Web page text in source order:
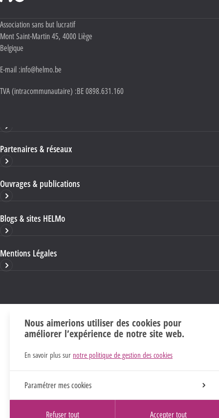
Adresse :
Association sans but lucratif
Mont Saint-Martin 45, 4000 Liège
Belgique
E-mail :info@helmo.be
TVA (intracommunautaire) :BE 0898.631.160
Partenaires & réseaux
Ouvrages & publications
Blogs & sites HELMo
Mentions Légales
Nous aimerions utiliser des cookies pour
améliorer l’expérience de notre site web.
En savoir plus sur notre politique de gestion des cookies
Paramétrer mes cookies
Refuser tout Accepter tout